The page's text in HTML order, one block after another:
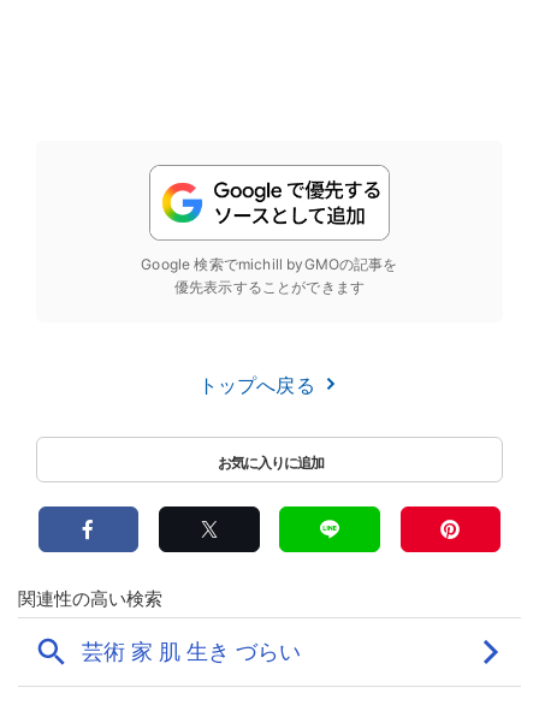
Google 検索でmichill byGMOの記事を
優先表示することができます
トップへ戻る